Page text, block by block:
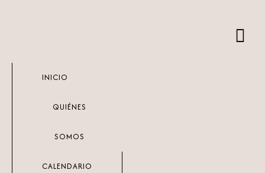
INICIO
QUIÉNES
SOMOS
CALENDARIO